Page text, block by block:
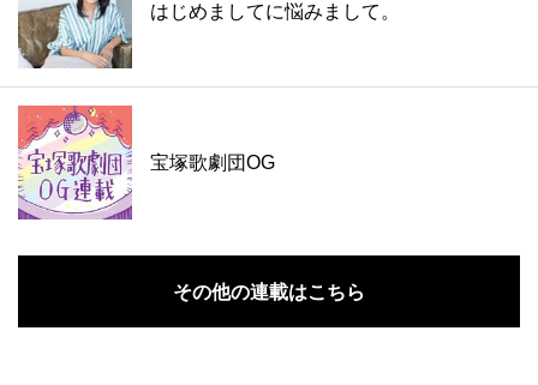
はじめましてに悩みまして。
宝塚歌劇団OG
その他の連載はこちら